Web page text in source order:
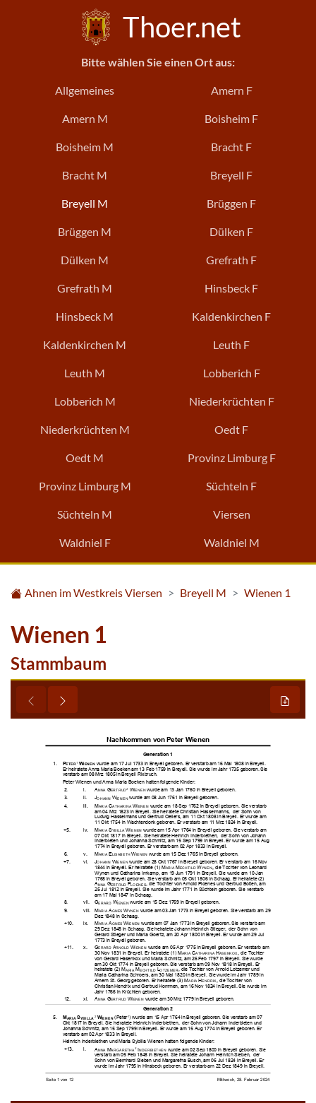
Thoer.net
Bitte wählen Sie einen Ort aus:
Allgemeines Amern F
Amern M Boisheim F
Boisheim M Bracht F
Bracht M Breyell F
Breyell M Brüggen F
Brüggen M Dülken F
Dülken M Grefrath F
Grefrath M Hinsbeck F
Hinsbeck M Kaldenkirchen F
Kaldenkirchen M Leuth F
Leuth M Lobberich F
Lobberich M Niederkrüchten F
Niederkrüchten M Oedt F
Oedt M Provinz Limburg F
Provinz Limburg M Süchteln F
Süchteln M Viersen
Waldniel F Waldniel M
Ahnen im Westkreis Viersen Breyell M Wienen 1
Wienen 1
Stammbaum


    



     

    
     




      



      
   

       



    



    
     


       



      
       


       

    



      


        



     




